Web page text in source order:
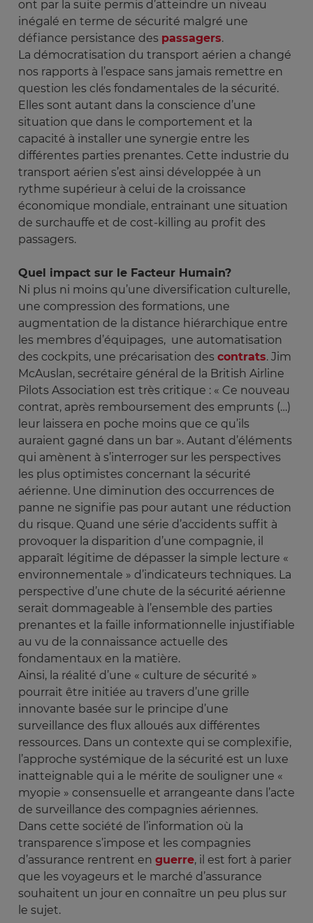
ont par la suite permis d’atteindre un niveau
inégalé en terme de sécurité malgré une
défiance persistance des passagers.
La démocratisation du transport aérien a changé
nos rapports à l’espace sans jamais remettre en
question les clés fondamentales de la sécurité.
Elles sont autant dans la conscience d’une
situation que dans le comportement et la
capacité à installer une synergie entre les
différentes parties prenantes. Cette industrie du
transport aérien s’est ainsi développée à un
rythme supérieur à celui de la croissance
économique mondiale, entrainant une situation
de surchauffe et de cost-killing au profit des
passagers.
Quel impact sur le Facteur Humain?
Ni plus ni moins qu’une diversification culturelle,
une compression des formations, une
augmentation de la distance hiérarchique entre
les membres d’équipages, une automatisation
des cockpits, une précarisation des contrats. Jim
McAuslan, secrétaire général de la British Airline
Pilots Association est très critique : « Ce nouveau
contrat, après remboursement des emprunts (…)
leur laissera en poche moins que ce qu’ils
auraient gagné dans un bar ». Autant d’éléments
qui amènent à s’interroger sur les perspectives
les plus optimistes concernant la sécurité
aérienne. Une diminution des occurrences de
panne ne signifie pas pour autant une réduction
du risque. Quand une série d’accidents suffit à
provoquer la disparition d’une compagnie, il
apparaît légitime de dépasser la simple lecture «
environnementale » d’indicateurs techniques. La
perspective d’une chute de la sécurité aérienne
serait dommageable à l’ensemble des parties
prenantes et la faille informationnelle injustifiable
au vu de la connaissance actuelle des
fondamentaux en la matière.
Ainsi, la réalité d’une « culture de sécurité »
pourrait être initiée au travers d’une grille
innovante basée sur le principe d’une
surveillance des flux alloués aux différentes
ressources. Dans un contexte qui se complexifie,
l’approche systémique de la sécurité est un luxe
inatteignable qui a le mérite de souligner une «
myopie » consensuelle et arrangeante dans l’acte
de surveillance des compagnies aériennes.
Dans cette société de l’information où la
transparence s’impose et les compagnies
d’assurance rentrent en guerre, il est fort à parier
que les voyageurs et le marché d’assurance
souhaitent un jour en connaître un peu plus sur
le sujet.